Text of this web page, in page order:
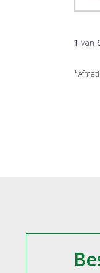
1 van